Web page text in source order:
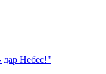
дар Небес!"